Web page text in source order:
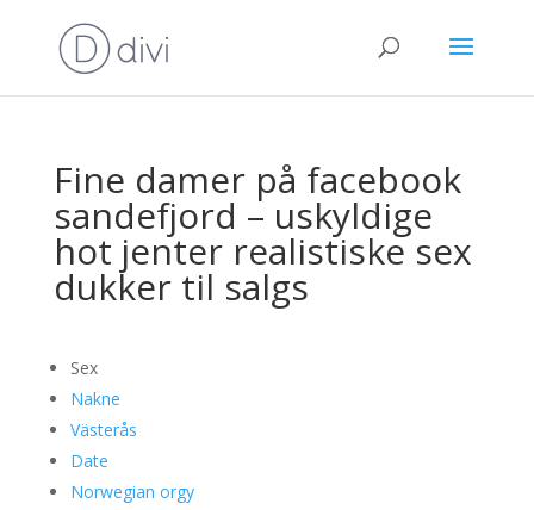
Fine damer på facebook
sandefjord – uskyldige
hot jenter realistiske sex
dukker til salgs
Sex
Nakne
Västerås
Date
Norwegian orgy